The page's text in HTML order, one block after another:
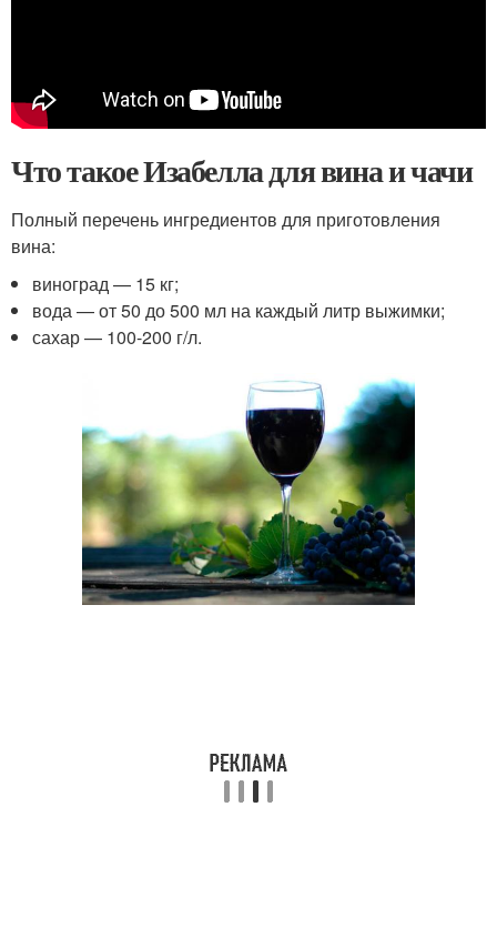
Что такое Изабелла для вина и чачи
Полный перечень ингредиентов для приготовления
вина:
виноград — 15 кг;
вода — от 50 до 500 мл на каждый литр выжимки;
сахар — 100-200 г/л.